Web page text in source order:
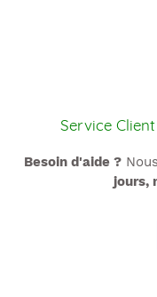
Service
Besoin d'aide ?
jours,